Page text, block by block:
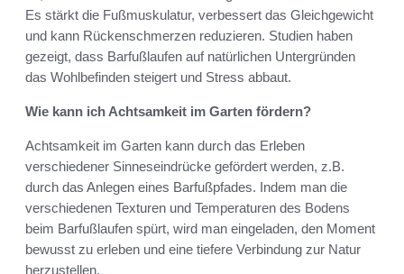
Es stärkt die Fußmuskulatur, verbessert das Gleichgewicht
und kann Rückenschmerzen reduzieren. Studien haben
gezeigt, dass Barfußlaufen auf natürlichen Untergründen
das Wohlbefinden steigert und Stress abbaut.
Wie kann ich Achtsamkeit im Garten fördern?
Achtsamkeit im Garten kann durch das Erleben
verschiedener Sinneseindrücke gefördert werden, z.B.
durch das Anlegen eines Barfußpfades. Indem man die
verschiedenen Texturen und Temperaturen des Bodens
beim Barfußlaufen spürt, wird man eingeladen, den Moment
bewusst zu erleben und eine tiefere Verbindung zur Natur
herzustellen.